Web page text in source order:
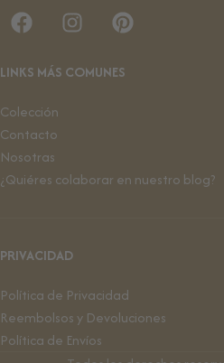
LINKS MÁS COMUNES
Colección
Contacto
Nosotras
¿Quiéres colaborar en nuestro blog?
PRIVACIDAD
Política de Privacidad
Reembolsos y Devoluciones
Política de Envíos